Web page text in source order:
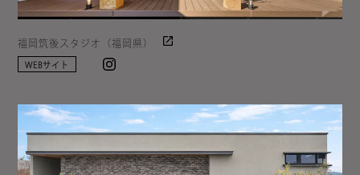
福岡筑後スタジオ（福岡県）
WEBサイト